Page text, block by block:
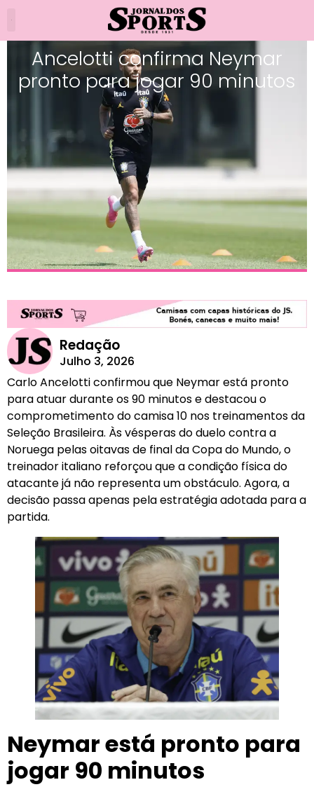
Ancelotti confirma Neymar
pronto para jogar 90 minutos
Redação
Julho 3, 2026
Carlo Ancelotti confirmou que Neymar está pronto
para atuar durante os 90 minutos e destacou o
comprometimento do camisa 10 nos treinamentos da
Seleção Brasileira. Às vésperas do duelo contra a
Noruega pelas oitavas de final da Copa do Mundo, o
treinador italiano reforçou que a condição física do
atacante já não representa um obstáculo. Agora, a
decisão passa apenas pela estratégia adotada para a
partida.
Neymar está pronto para
jogar 90 minutos